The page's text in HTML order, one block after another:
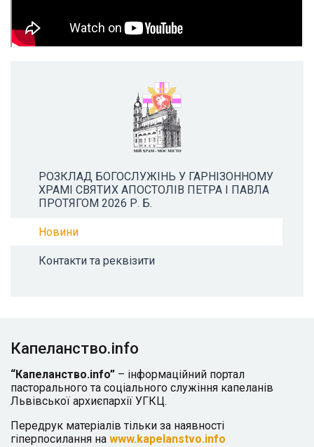
РОЗКЛАД БОГОСЛУЖІНЬ У ГАРНІЗОННОМУ
ХРАМІ СВЯТИХ АПОСТОЛІВ ПЕТРА І ПАВЛА
ПРОТЯГОМ 2026 Р. Б.
Новини
Контакти та реквізити
Капеланство.info
“Капеланство.info” – інформаційний портал
пасторального та соціального служіння капеланів
Львівської архиєпархії УГКЦ.
Передрук матеріалів тільки за наявності
гіперпосилання на www.kapelanstvo.info